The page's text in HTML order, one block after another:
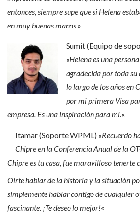
entonces, siempre supe que si Helena
en muy buenas manos.»
Sumit (Equipo de
«Helena es una
agradecida por toda
lo largo de los años en
por mi primera Visa
empresa. Es una inspiración para mí.«
Itamar (Soporte WPML) «Recuerdo
Chipre en la Conferencia Anual de la
Chipre es tu casa, fue maravilloso tenerte
Oírte hablar de la historia y la situación
simplemente hablar contigo de cualquier
fascinante. ¡Te deseo lo mejor!«